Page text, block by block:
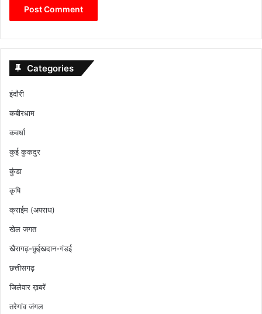
Categories
इंदौरी
कबीरधाम
कवर्धा
कुई कुकदुर
कुंडा
कृषि
क्राईम (अपराध)
खेल जगत
खैरागढ़-छुईखदान-गंडई
छत्तीसगढ़
जिलेवार ख़बरें
तरेगांव जंगल